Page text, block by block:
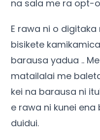
na sala me ra opt-
E rawa ni o
bisikete
barausa yadua ..
matailalai me
kei na barausa ni
e rawa ni kunei ena
duidui.